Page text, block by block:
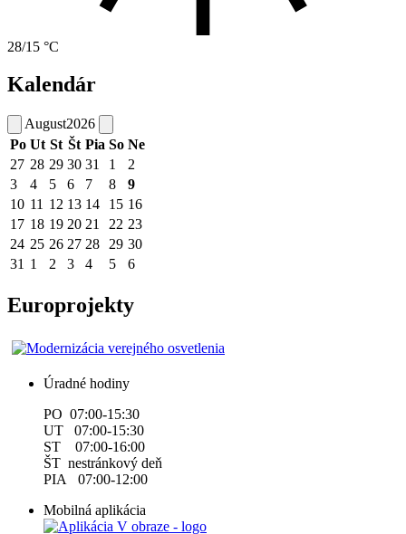
28/15 °C
Kalendár
August2026
Po Ut St Št Pia So Ne
27 28 29 30 31 1
2
3
4 5 6 7 8
9
10 11 12 13 14 15 16
17 18 19 20 21 22 23
24 25 26 27 28 29 30
31 1 2 3 4 5 6
Europrojekty
Úradné hodiny
PO 07:00-15:30
UT 07:00-15:30
ST 07:00-16:00
ŠT nestránkový deň
PIA 07:00-12:00
Mobilná aplikácia